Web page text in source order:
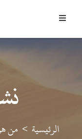
الرئيسية من